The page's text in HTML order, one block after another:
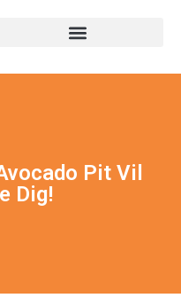
Pit Vil
Dig!